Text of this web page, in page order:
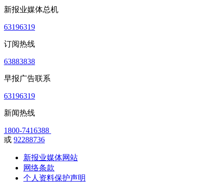
新报业媒体总机
63196319
订阅热线
63883838
早报广告联系
63196319
新闻热线
1800-7416388
或 92288736
新报业媒体网站
网络条款
个人资料保护声明